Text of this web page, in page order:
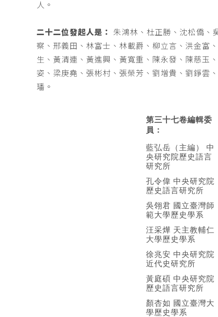
人。
二十二位發起人是：
朱鴻林、杜正勝、沈松僑、
察、邢義田、林富士、林載爵、柳立言、洪金富
生、黃清連、黃進興、黃寬重、陳永發、陳慈玉
姿、梁庚堯、張彬村、張榮芳、劉增貴、劉錚雲
璠。
第三十七卷編輯委
員：
藍弘岳（主編） 中
央研究院歷史語言
研究所
孔令偉 中央研究院
歷史語言研究所
吳翎君 國立臺灣師
範大學歷史學系
汪采燁 天主教輔仁
大學歷史學系
徐兆安 中央研究院
近代史研究所
黃庭碩 中央研究院
歷史語言研究所
顏杏如 國立臺灣大
學歷史學系